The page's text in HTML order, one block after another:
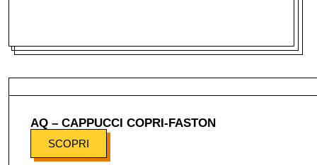
AQ – CAPPUCCI COPRI-FASTON
SCOPRI